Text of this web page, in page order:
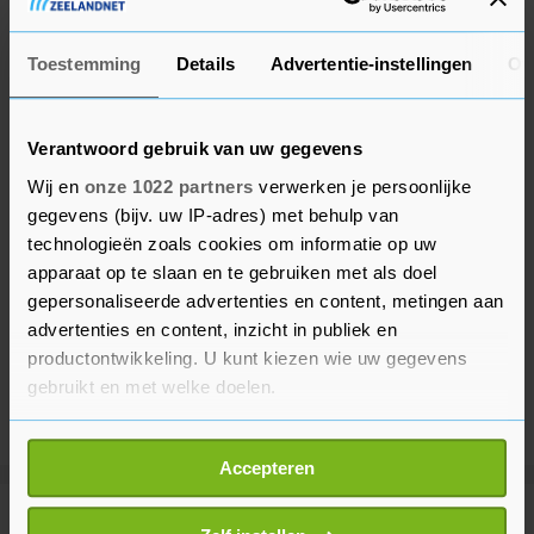
Toestemming Details Advertentie-instellingen
Verantwoord gebruik van uw gegevens
Wij en onze 1022 partners verwerken je persoonlijke
gegevens (bijv. uw IP-adres) met behulp van
technologieën zoals cookies om informatie op uw
apparaat op te slaan en te gebruiken met als doel
gepersonaliseerde advertenties en content, metingen aan
advertenties en content, inzicht in publiek en
productontwikkeling. U kunt kiezen wie uw gegevens
gebruikt en met welke doelen.
Als u het toestaat, willen we ook graag:
Informatie verzamelen over uw geografische
locatie, die tot een paar meter nauwkeurig kan zijn
Accepteren